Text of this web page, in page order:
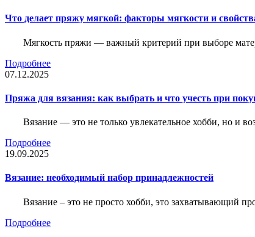
Что делает пряжу мягкой: факторы мягкости и
Мягкость пряжи — важный критерий при выборе
Подробнее
07.12.2025
Пряжа для вязания: как выбрать и что учесть при
Вязание — это не только увлекательное хобби, но и
Подробнее
19.09.2025
Вязание: необходимый набор принадлежностей
Вязание – это не просто хобби, это захватывающий
Подробнее